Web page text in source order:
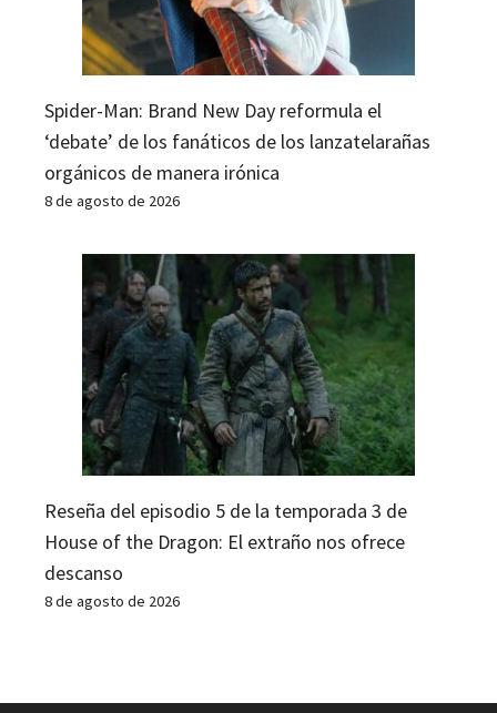
Spider-Man: Brand New Day reformula el
‘debate’ de los fanáticos de los lanzatelarañas
orgánicos de manera irónica
8 de agosto de 2026
Reseña del episodio 5 de la temporada 3 de
House of the Dragon: El extraño nos ofrece
descanso
8 de agosto de 2026